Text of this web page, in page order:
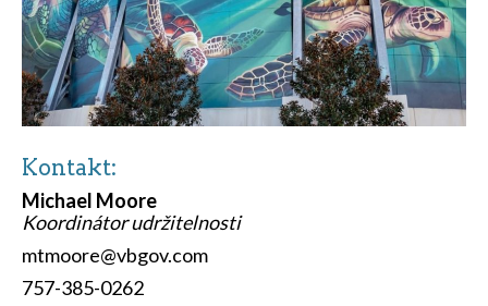
Kontakt:
Michael Moore
Koordinátor udržitelnosti
mtmoore@vbgov.com
757-385-0262